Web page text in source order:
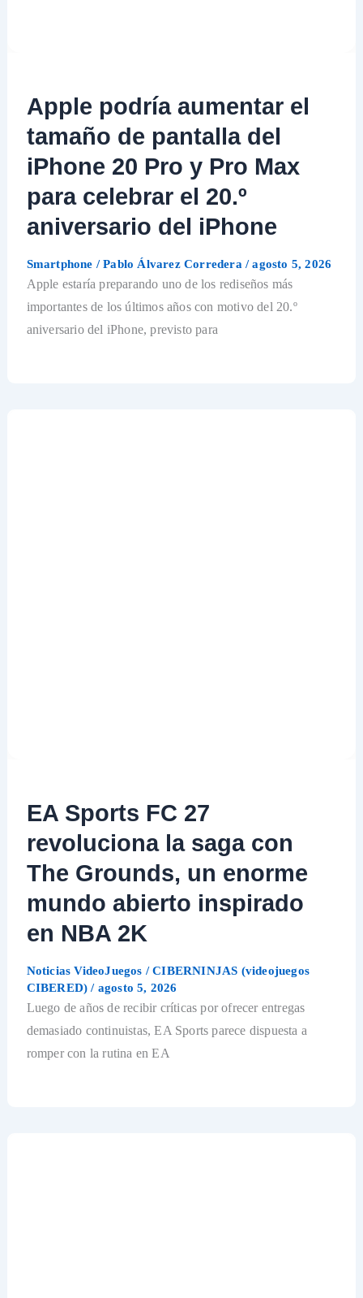
Apple podría aumentar el
tamaño de pantalla del
iPhone 20 Pro y Pro Max
para celebrar el 20.º
aniversario del iPhone
Smartphone /Pablo Álvarez Corredera/agosto 5, 2026
Apple estaría preparando uno de los rediseños más
importantes de los últimos años con motivo del 20.º
aniversario del iPhone, previsto para
EA Sports FC 27
revoluciona la saga con
The Grounds, un enorme
mundo abierto inspirado
en NBA 2K
Noticias VideoJuegos /CIBERNINJAS (videojuegos
CIBERED)/ agosto 5, 2026
Luego de años de recibir críticas por ofrecer entregas
demasiado continuistas, EA Sports parece dispuesta a
romper con la rutina en EA